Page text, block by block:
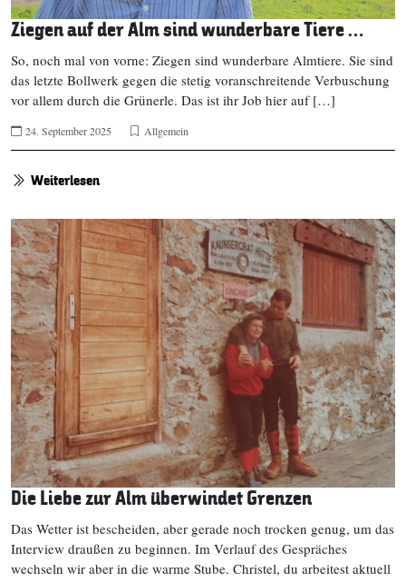
Ziegen auf der Alm sind wunderbare Tiere …
So, noch mal von vorne: Ziegen sind wunderbare Almtiere. Sie sind
das letzte Bollwerk gegen die stetig voranschreitende Verbuschung
vor allem durch die Grünerle. Das ist ihr Job hier auf […]
24. September 2025 Allgemein
Weiterlesen
Die Liebe zur Alm überwindet Grenzen
Das Wetter ist bescheiden, aber gerade noch trocken genug, um das
Interview draußen zu beginnen. Im Verlauf des Gespräches
wechseln wir aber in die warme Stube. Christel, du arbeitest aktuell